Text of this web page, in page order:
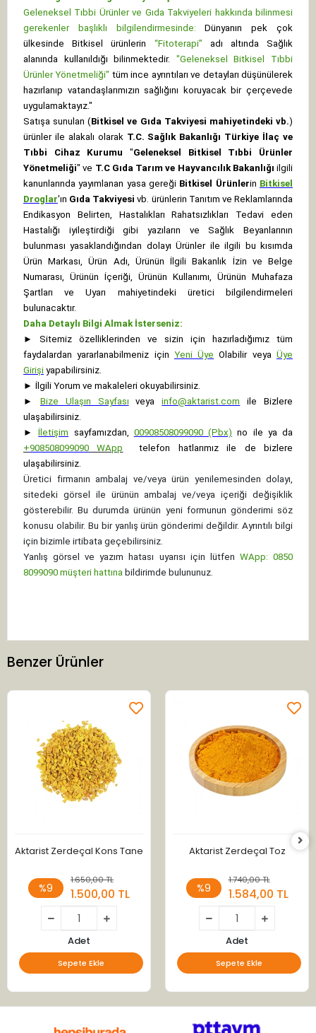
Geleneksel Tıbbi Ürünler ve Gıda Takviyeleri hakkında bilinmesi
gerekenler başlıklı bilgilendirmesinde:
Dünyanın pek çok
ülkesinde Bitkisel ürünlerin “Fitoterapi” adı altında Sağlık
alanında kullanıldığı bilinmektedir. "Geleneksel Bitkisel Tıbbi
Ürünler Yönetmeliği" tüm ince ayrıntıları ve detayları düşünülerek
hazırlanıp vatandaşlarımızın sağlığını koruyacak bir çerçevede
uygulamaktayız."
Satışa sunulan (Bitkisel ve Gıda Takviyesi mahiyetindeki vb.)
ürünler ile alakalı olarak T.C. Sağlık Bakanlığı Türkiye İlaç ve
Tıbbi Cihaz Kurumu "Geleneksel Bitkisel Tıbbi Ürünler
Yönetmeliği" ve T.C Gıda Tarım ve Hayvancılık Bakanlığı ilgili
kanunlarında yayımlanan yasa gereği Bitkisel Ürünlerin Bitkisel
Droglar'ın Gıda Takviyesi vb. ürünlerin Tanıtım ve Reklamlarında
Endikasyon Belirten, Hastalıkları Rahatsızlıkları Tedavi eden
Hastalığı iyileştirdiği gibi yazıların ve Sağlık Beyanlarının
bulunması yasaklandığından dolayı Ürünler ile ilgili bu kısımda
Ürün Markası, Ürün Adı, Ürünün İlgili Bakanlık İzin ve Belge
Numarası, Ürünün İçeriği, Ürünün Kullanımı, Ürünün Muhafaza
Şartları ve Uyarı mahiyetindeki üretici bilgilendirmeleri
bulunacaktır.
Daha Detaylı Bilgi Almak İsterseniz:
►
Sitemiz özelliklerinden ve sizin için hazırladığımız tüm
faydalardan yararlanabilmeniz için Yeni Üye Olabilir veyaÜye
Girişi yapabilirsiniz.
► İlgili Yorum ve makaleleri okuyabilirsiniz.
►
Bize Ulaşın Sayfası veya info@aktarist.com
ile Bizlere
ulaşabilirsiniz.
►
İletişim sayfamızdan, 00908508099090 (Pbx) no ile ya da
+908508099090 WApp
telefon hatlarımız ile de bizlere
ulaşabilirsiniz.
Üretici firmanın ambalaj ve/veya ürün yenilemesinden dolayı,
sitedeki görsel ile ürünün ambalaj ve/veya içeriği değişiklik
gösterebilir. Bu durumda ürünün yeni formunun gönderimi söz
konusu olabilir. Bu bir yanlış ürün gönderimi değildir. Ayrıntılı bilgi
için bizimle irtibata geçebilirsiniz.
Yanlış görsel ve yazım hatası uyarısı için lütfen WApp: 0850
8099090 müşteri hattına bildirimde bulununuz.
Benzer Ürünler
Aktarist Zerdeçal Kons Tane
%9
1.650,00 TL
1.500,00 TL
Adet
Sepete Ekle
Aktarist Zerdeçal Toz
%9
1.740,00 TL
1.584,00 TL
Adet
Sepete Ekle